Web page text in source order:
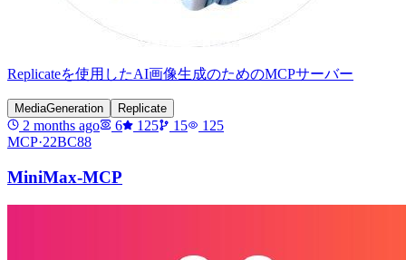
Replicateを使用したAI画像生成のためのMCPサーバー
MediaGeneration Replicate
2 months ago 6 125 15
125
MCP·22BC88
MiniMax-MCP